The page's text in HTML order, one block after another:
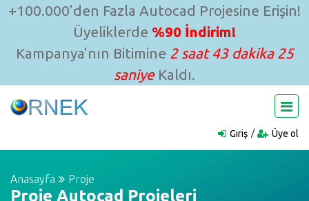
+100.000'den Fazla Autocad Projesine Erişin!
Üyeliklerde %90 İndirim!
Kampanya'nın Bitimine 2 saat 43 dakika 24
saniyeKaldı.
Giriş Üye ol
Anasayfa Proje
Proje Autocad Projeleri